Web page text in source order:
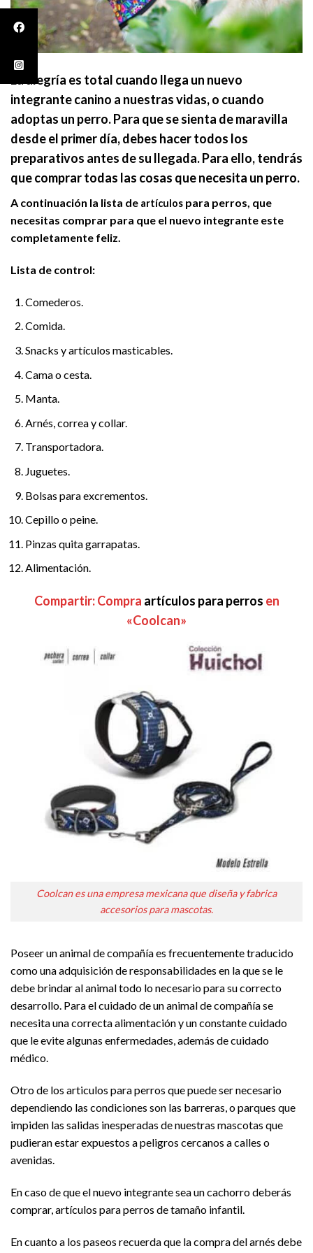
La alegría es total cuando llega un nuevo
integrante canino a nuestras vidas, o cuando
adoptas un perro. Para que se sienta de maravilla
desde el primer día, debes hacer todos los
preparativos antes de su llegada. Para ello, tendrás
que comprar todas las cosas que necesita un perro.
A continuación la lista de artículos para perros, que
necesitas comprar para que el nuevo integrante este
completamente feliz.
Lista de control:
Comederos.
Comida.
Snacks y artículos masticables.
Cama o cesta.
Manta.
Arnés, correa y collar.
Transportadora.
Juguetes.
Bolsas para excrementos.
Cepillo o peine.
Pinzas quita garrapatas.
Alimentación.
Compartir: Compra artículos para perros en
«Coolcan»
Coolcan es una empresa mexicana que diseña y fabrica
accesorios para mascotas.
Poseer un animal de compañía es frecuentemente traducido
como una adquisición de responsabilidades en la que se le
debe brindar al animal todo lo necesario para su correcto
desarrollo. Para el cuidado de un animal de compañía se
necesita una correcta alimentación y un constante cuidado
que le evite algunas enfermedades, además de cuidado
médico.
Otro de los articulos para perros que puede ser necesario
dependiendo las condiciones son las barreras, o parques que
impiden las salidas inesperadas de nuestras mascotas que
pudieran estar expuestos a peligros cercanos a calles o
avenidas.
En caso de que el nuevo integrante sea un cachorro deberás
comprar, artículos para perros de tamaño infantil.
En cuanto a los paseos recuerda que la compra del arnés debe